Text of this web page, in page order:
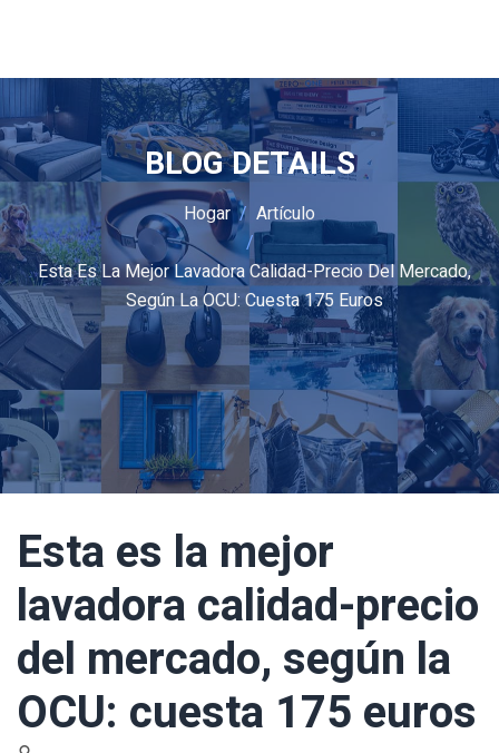
BLOG DETAILS
Hogar Artículo
Esta Es La Mejor Lavadora Calidad-Precio Del Mercado,
Según La OCU: Cuesta 175 Euros
Esta es la mejor
lavadora calidad-precio
del mercado, según la
OCU: cuesta 175 euros